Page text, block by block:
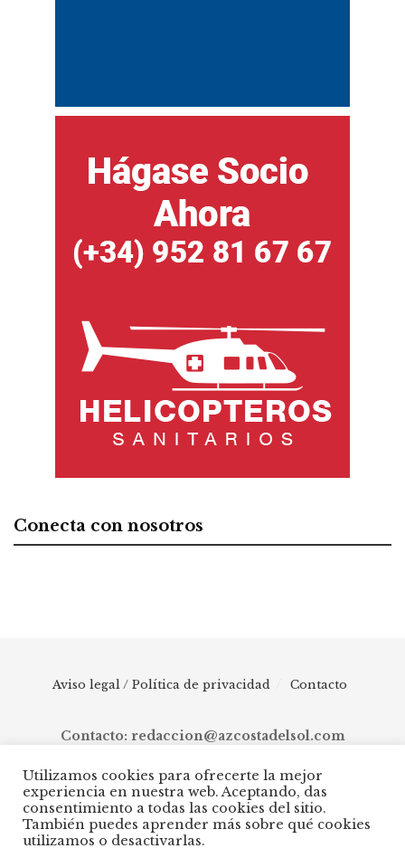
Conecta con nosotros
Aviso legal / Política de privacidad Contacto
Contacto: redaccion@azcostadelsol.com
© 2025 AZ Costa del Sol - Diario digital de Málaga capital hasta
Manilva, pasando por Torremolinos, Benalmádena, Fuengirola,
Mijas, Ojén, Marbella, Istán, Benahavís, Estepona y Casares.
Utilizamos cookies para ofrecerte la mejor
experiencia en nuestra web. Aceptando, das
consentimiento a todas las cookies del sitio.
También puedes aprender más sobre qué cookies
utilizamos o desactivarlas.